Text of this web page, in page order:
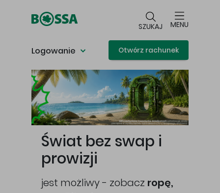
SZUKAJ MENU
Logowanie Otwórz rachunek
Główna treść
Świat bez swap i
prowizji
jest możliwy - zobacz ropę,